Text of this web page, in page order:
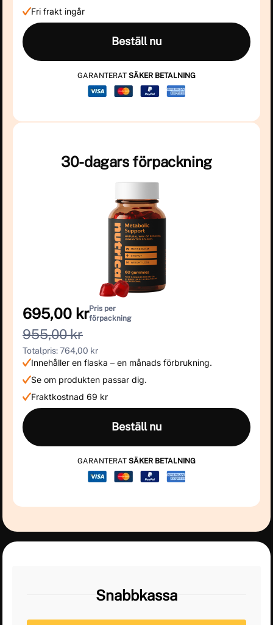
30-dagars förpackning
695,00 krPris per
förpackning
955,00 kr
Totalpris: 764,00 kr
Innehåller en flaska – en månads förbrukning.
Se om produkten passar dig.
Fraktkostnad 69 kr
Beställ nu
GARANTERAT SÄKER BETALNING
Fri frakt ingår
Beställ nu
GARANTERAT SÄKER BETALNING
Snabbkassa